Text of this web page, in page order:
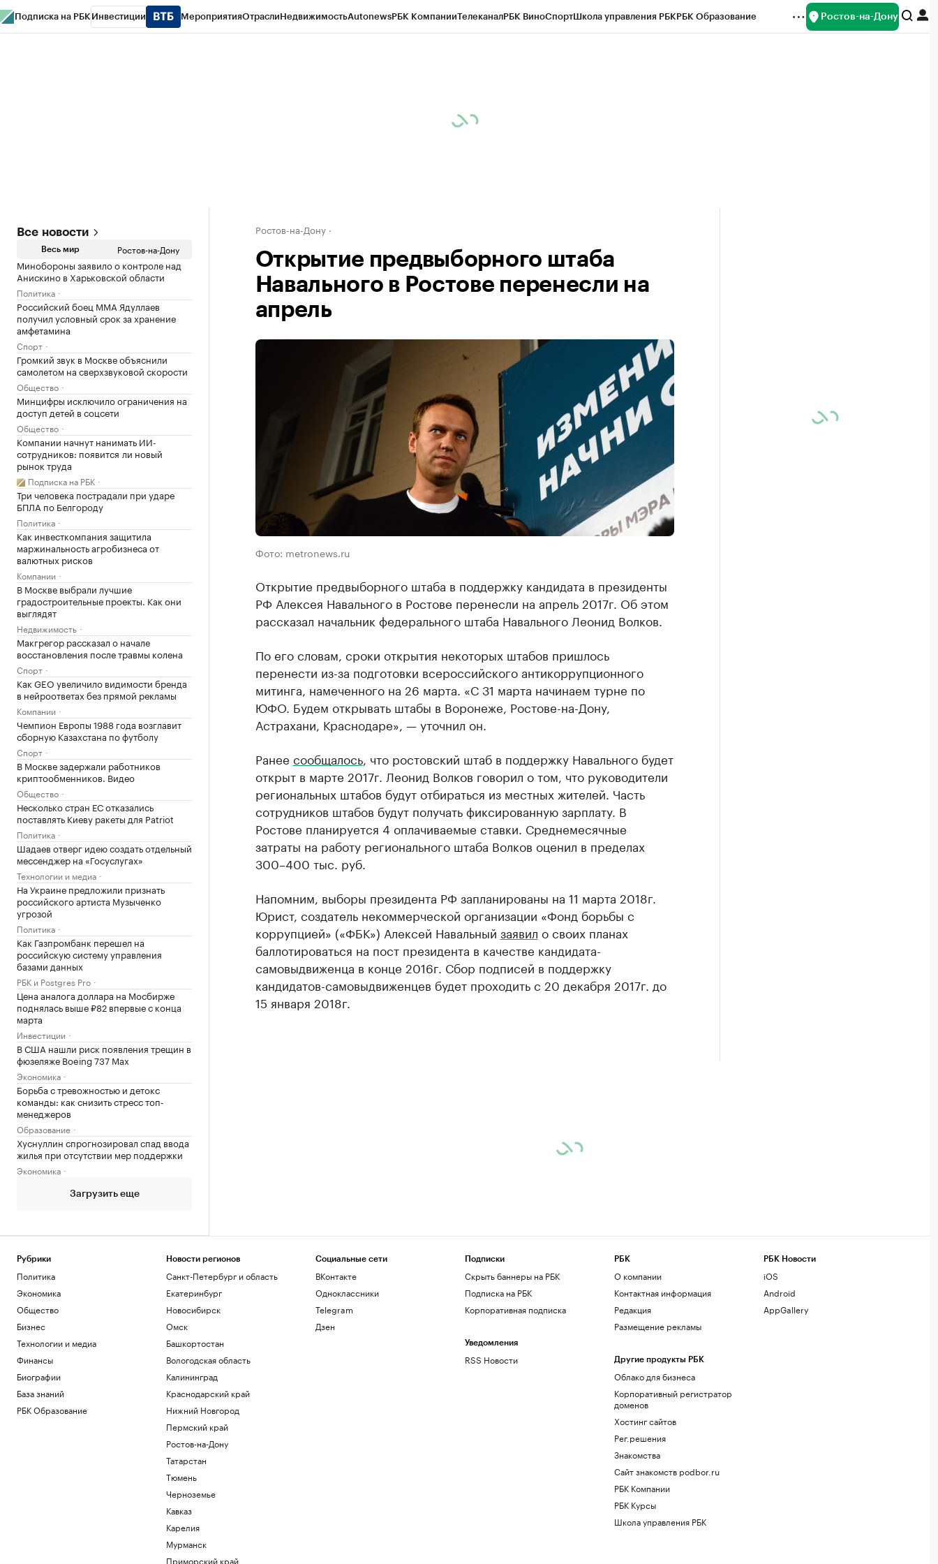
Подписка на РБК Инвестиции МероприятияОтраслиНедвижимостьAutonewsРБК КомпанииТелеканалРБК ВиноСпортШкола управления РБКРБК Образование Ростов-на-Дону
Все новости
Весь мир Ростов-на-Дону
Минобороны заявило о контроле над
Анискино в Харьковской области
Политика
Российский боец ММА Ядуллаев
получил условный срок за хранение
амфетамина
Спорт
Громкий звук в Москве объяснили
самолетом на сверхзвуковой скорости
Общество
Минцифры исключило ограничения на
доступ детей в соцсети
Общество
Компании начнут нанимать ИИ-
сотрудников: появится ли новый
рынок труда
Подписка на РБК
Три человека пострадали при ударе
БПЛА по Белгороду
Политика
Как инвесткомпания защитила
маржинальность агробизнеса от
валютных рисков
Компании
В Москве выбрали лучшие
градостроительные проекты. Как они
выглядят
Недвижимость
Макгрегор рассказал о начале
восстановления после травмы колена
Спорт
Как GEO увеличило видимости бренда
в нейроответах без прямой рекламы
Компании
Чемпион Европы 1988 года возглавит
сборную Казахстана по футболу
Спорт
В Москве задержали работников
криптообменников. Видео
Общество
Несколько стран ЕС отказались
поставлять Киеву ракеты для Patriot
Политика
Шадаев отверг идею создать отдельный
мессенджер на «Госуслугах»
Технологии и медиа
На Украине предложили признать
российского артиста Музыченко
угрозой
Политика
Как Газпромбанк перешел на
российскую систему управления
базами данных
РБК и Postgres Pro
Цена аналога доллара на Мосбирже
поднялась выше ₽82 впервые с конца
марта
Инвестиции
В США нашли риск появления трещин в
фюзеляже Boeing 737 Max
Экономика
Борьба с тревожностью и детокс
команды: как снизить стресс топ-
менеджеров
Образование
Хуснуллин спрогнозировал спад ввода
жилья при отсутствии мер поддержки
Экономика
Загрузить еще
Ростов-на-Дону
Открытие предвыборного штаба
Навального в Ростове перенесли на
апрель
Фото: metronews.ru
Открытие предвыборного штаба в поддержку кандидата в президенты
РФ Алексея Навального в Ростове перенесли на апрель 2017г. Об этом
рассказал начальник федерального штаба Навального Леонид Волков.
По его словам, сроки открытия некоторых штабов пришлось
перенести из-за подготовки всероссийского антикоррупционного
митинга, намеченного на 26 марта. «С 31 марта начинаем турне по
ЮФО. Будем открывать штабы в Воронеже, Ростове-на-Дону,
Астрахани, Краснодаре», — уточнил он.
Ранее сообщалось, что ростовский штаб в поддержку Навального будет
открыт в марте 2017г. Леонид Волков говорил о том, что руководители
региональных штабов будут отбираться из местных жителей. Часть
сотрудников штабов будут получать фиксированную зарплату. В
Ростове планируется 4 оплачиваемые ставки. Среднемесячные
затраты на работу регионального штаба Волков оценил в пределах
300–400 тыс. руб.
Напомним, выборы президента РФ запланированы на 11 марта 2018г.
Юрист, создатель некоммерческой организации «Фонд борьбы с
коррупцией» («ФБК») Алексей Навальный заявил о своих планах
баллотироваться на пост президента в качестве кандидата-
самовыдвиженца в конце 2016г. Сбор подписей в поддержку
кандидатов-самовыдвиженцев будет проходить с 20 декабря 2017г. до
15 января 2018г.
Рубрики
Политика
Экономика
Общество
Бизнес
Технологии и медиа
Финансы
Биографии
База знаний
РБК Образование
Новости регионов
Санкт-Петербург и область
Екатеринбург
Новосибирск
Омск
Башкортостан
Вологодская область
Калининград
Краснодарский край
Нижний Новгород
Пермский край
Ростов-на-Дону
Татарстан
Тюмень
Черноземье
Кавказ
Карелия
Мурманск
Приморский край
Социальные сети
ВКонтакте
Одноклассники
Telegram
Дзен
Подписки
Скрыть баннеры на РБК
Подписка на РБК
Корпоративная подписка
Уведомления
RSS Новости
РБК
О компании
Контактная информация
Редакция
Размещение рекламы
Другие продукты РБК
Облако для бизнеса
Корпоративный регистратор
доменов
Хостинг сайтов
Рег.решения
Знакомства
Сайт знакомств podbor.ru
РБК Компании
РБК Курсы
Школа управления РБК
РБК Новости
iOS
Android
AppGallery